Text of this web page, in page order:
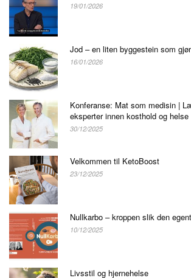
19/01/2026
Jod – en liten byggestein som
16/01/2026
Konferanse: Mat som medisin |
eksperter innen kosthold og helse
30/12/2025
Velkommen til KetoBoost
23/12/2025
Nullkarbo – kroppen slik den
10/12/2025
Livsstil og hjernehelse